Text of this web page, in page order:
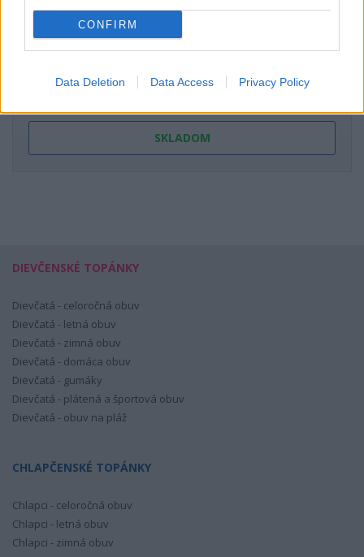
CONFIRM
Data Deletion Data Access Privacy Policy
SKLADOM
DIEVČENSKÉ TOPÁNKY
Dievčatá - celoročná obuv
Dievčatá - letná obuv
Dievčatá - zimná obuv
Dievčatá - domáca obuv
Dievčatá - gumáky
Dievčatá - plátená a športová obuv
Dievčatá - obuv na pláž
CHLAPČENSKÉ TOPÁNKY
Chlapci - celoročná obuv
Chlapci - letná obuv
Chlapci - zimná obuv